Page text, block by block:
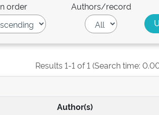
order Authors/record
Results 1-1 of 1 (Search time:
Author(s)